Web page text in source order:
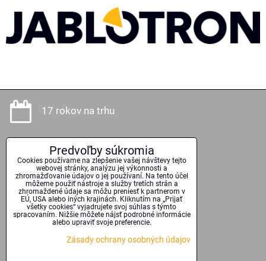
17 rokov na trhu
Odborné poradenstvo
Kvalitné technológie
Serióznosť a spoľahlivosť
Predvoľby súkromia
Cookies používame na zlepšenie vašej návštevy tejto
webovej stránky, analýzu jej výkonnosti a
zhromažďovanie údajov o jej používaní. Na tento účel
môžeme použiť nástroje a služby tretích strán a
zhromaždené údaje sa môžu preniesť k partnerom v
EÚ, USA alebo iných krajinách. Kliknutím na „Prijať
všetky cookies“ vyjadrujete svoj súhlas s týmto
spracovaním. Nižšie môžete nájsť podrobné informácie
alebo upraviť svoje preferencie.
Zásady ochrany osobných údajov